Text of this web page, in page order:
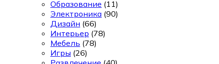
Образование (11)
Электроника (90)
Дизайн (66)
Интерьер (78)
Мебель (78)
Игры (26)